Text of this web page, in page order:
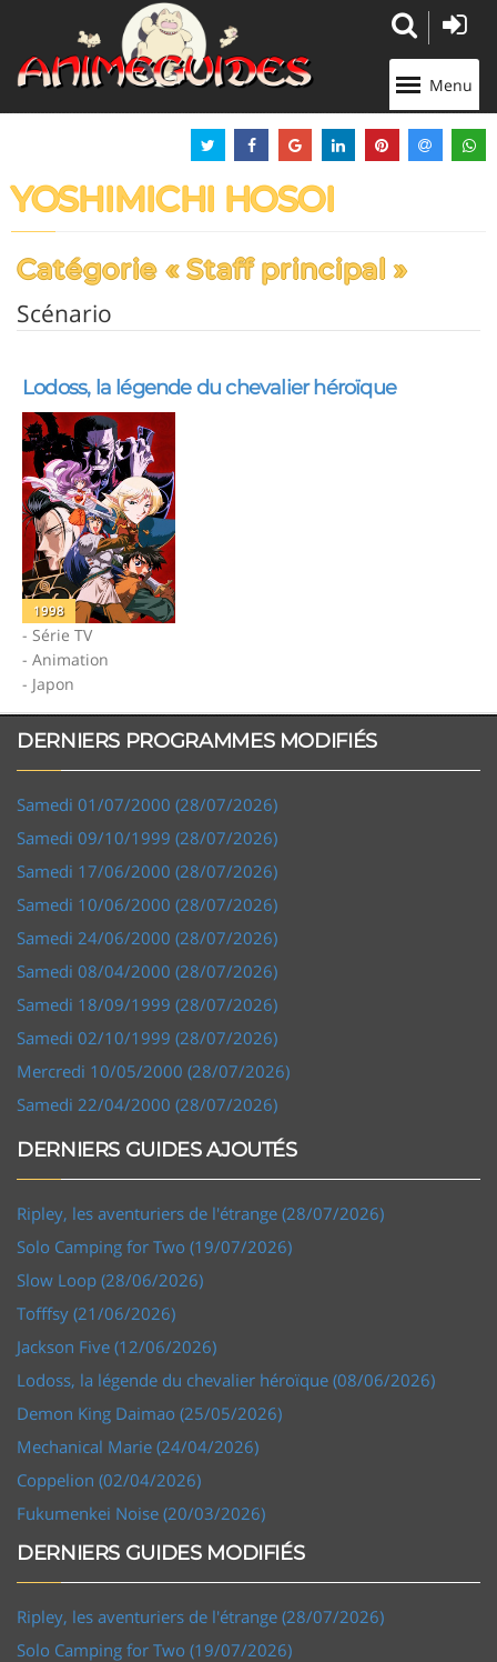
Menu
YOSHIMICHI HOSOI
Catégorie « Staff principal »
Scénario
Lodoss, la légende du chevalier héroïque
1998
- Série TV
- Animation
- Japon
DERNIERS PROGRAMMES MODIFIÉS
Samedi 01/07/2000 (28/07/2026)
Samedi 09/10/1999 (28/07/2026)
Samedi 17/06/2000 (28/07/2026)
Samedi 10/06/2000 (28/07/2026)
Samedi 24/06/2000 (28/07/2026)
Samedi 08/04/2000 (28/07/2026)
Samedi 18/09/1999 (28/07/2026)
Samedi 02/10/1999 (28/07/2026)
Mercredi 10/05/2000 (28/07/2026)
Samedi 22/04/2000 (28/07/2026)
DERNIERS GUIDES AJOUTÉS
Ripley, les aventuriers de l'étrange (28/07/2026)
Solo Camping for Two (19/07/2026)
Slow Loop (28/06/2026)
Tofffsy (21/06/2026)
Jackson Five (12/06/2026)
Lodoss, la légende du chevalier héroïque (08/06/2026)
Demon King Daimao (25/05/2026)
Mechanical Marie (24/04/2026)
Coppelion (02/04/2026)
Fukumenkei Noise (20/03/2026)
DERNIERS GUIDES MODIFIÉS
Ripley, les aventuriers de l'étrange (28/07/2026)
Solo Camping for Two (19/07/2026)
Panneau de gestion des cookies